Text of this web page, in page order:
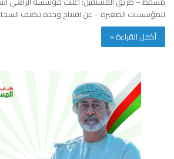
للمؤسسات الصغيرة – عن افتتاح وحدة تنظيف
أكمل القراءة »